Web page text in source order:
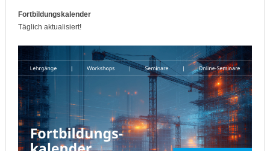
Fortbildungskalender
Täglich aktualisiert!